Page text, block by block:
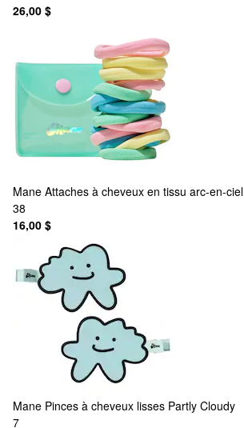
26,00 $
Mane Attaches à cheveux en tissu arc-en-ciel
38
16,00 $
Mane Pinces à cheveux lisses Partly Cloudy
7